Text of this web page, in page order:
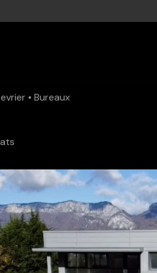
Sevrier Bureaux